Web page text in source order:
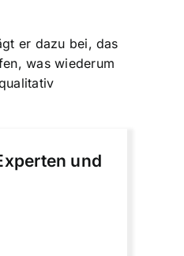
er dazu bei, das
was wiederum
und